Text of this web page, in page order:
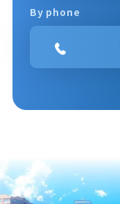
By phone